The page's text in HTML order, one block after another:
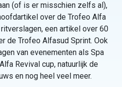
(of is er misschien zelfs al),
over de Trofeo Alfa
een artikel over 60
de Trofeo Alfasud Sprint. Ook
van evenementen als Spa
Alfa Revival cup, natuurlijk de
en nog heel veel meer.